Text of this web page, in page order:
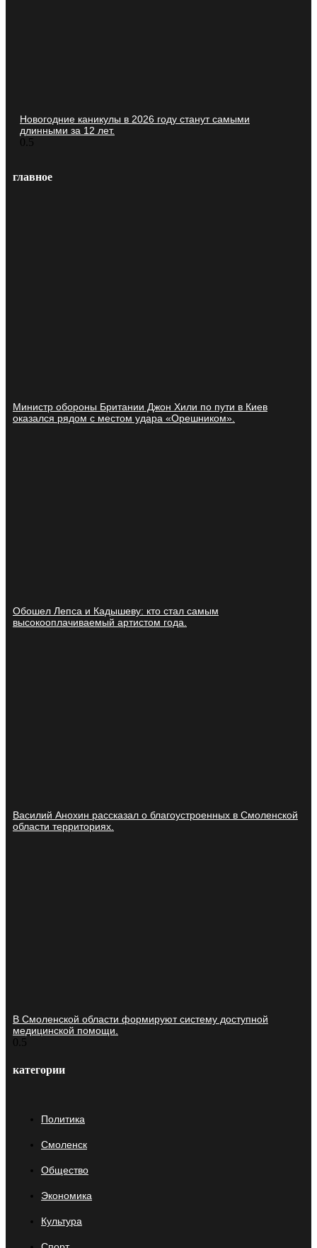
Новогодние каникулы в 2026 году станут самыми
длинными за 12 лет.
главное
Министр обороны Британии Джон Хили по пути в Киев
оказался рядом с местом удара «Орешником».
Обошел Лепса и Кадышеву: кто стал самым
высокооплачиваемый артистом года.
Василий Анохин рассказал о благоустроенных в Смоленской
области территориях.
В Смоленской области формируют систему доступной
медицинской помощи.
категории
Политика
Смоленск
Общество
Экономика
Культура